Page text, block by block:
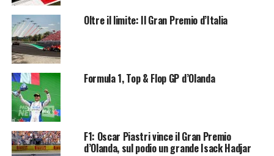
Oltre il limite: Il Gran Premio d’Italia
Formula 1, Top & Flop GP d’Olanda
F1: Oscar Piastri vince il Gran Premio
d’Olanda, sul podio un grande Isack Hadjar